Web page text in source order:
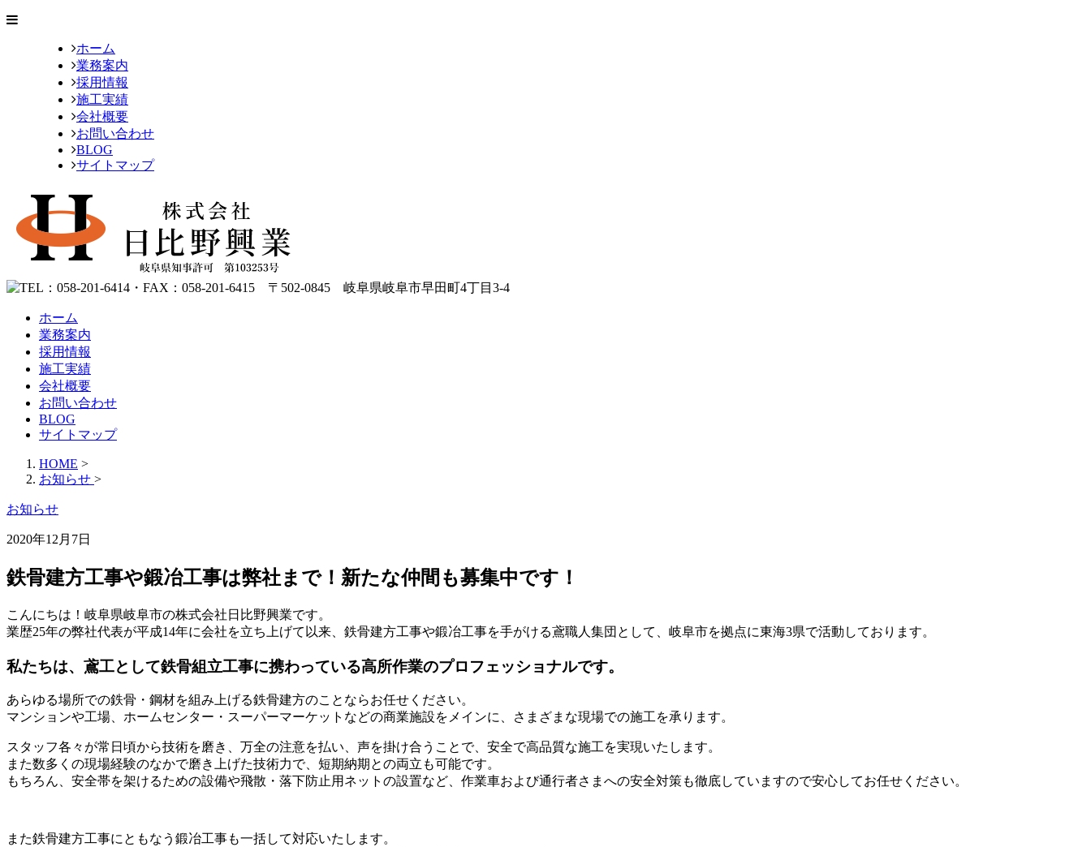
ホーム
業務案内
採用情報
施工実績
会社概要
お問い合わせ
BLOG
サイトマップ
ホーム
業務案内
採用情報
施工実績
会社概要
お問い合わせ
BLOG
サイトマップ
HOME >
お知らせ >
お知らせ
2020年12月7日
鉄骨建方工事や鍛冶工事は弊社まで！新たな仲間も募集中です！
こんにちは！岐阜県岐阜市の株式会社日比野興業です。
業歴25年の弊社代表が平成14年に会社を立ち上げて以来、鉄骨建方工事や鍛冶工事を手がける鳶職人集団として、岐阜市を拠点に東海3県で活動しております。
私たちは、鳶工として鉄骨組立工事に携わっている高所作業のプロフェッショナルです。
あらゆる場所での鉄骨・鋼材を組み上げる鉄骨建方のことならお任せください。
マンションや工場、ホームセンター・スーパーマーケットなどの商業施設をメインに、さまざまな現場での施工を承ります。
スタッフ各々が常日頃から技術を磨き、万全の注意を払い、声を掛け合うことで、安全で高品質な施工を実現いたします。
また数多くの現場経験のなかで磨き上げた技術力で、短期納期との両立も可能です。
もちろん、安全帯を架けるための設備や飛散・落下防止用ネットの設置など、作業車および通行者さまへの安全対策も徹底していますので安心してお任せください。
また鉄骨建方工事にともなう鍛冶工事も一括して対応いたします。